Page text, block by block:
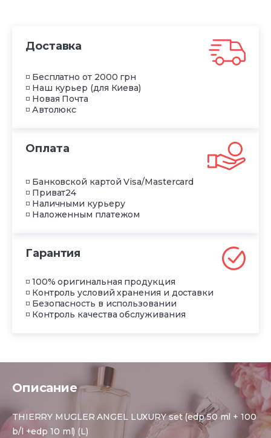
Доставка
◽ Бесплатно от 2000 грн
◽ Наш курьер (для Киева)
◽ Новая Почта
◽ Автолюкс
Оплата
◽ Банковской картой Visa/Mastercard
◽ Приват24
◽ Наличными курьеру
◽ Наложенным платежом
Гарантия
◽ 100% оригинальная продукция
◽ Контроль условий хранения и доставки
◽ Безопасность в использовании
◽ Контроль качества обслуживания
Описание
THIERRY MUGLER ANGEL LUXURY set (edp 50 ml + 100
b/l +edp 10 ml) (L)